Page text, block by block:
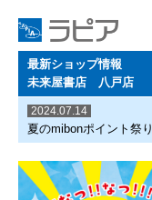
最新ショップ情報
未来屋書店 八戸店
2024.07.14
夏のmibonポイント祭り